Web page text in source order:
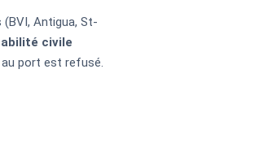
Antigua, St-
civile
au port est refusé.